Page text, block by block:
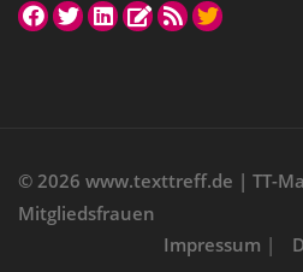
© 2026 www.texttreff.de | TT-
Mitgliedsfrauen
Impressum |